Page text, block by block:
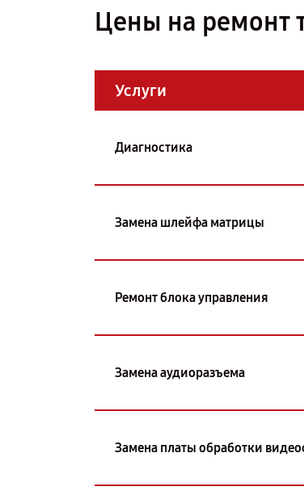
Цены на ремонт
Услуги
Диагностика
Замена шлейфа матрицы
Ремонт блока управления
Замена аудиоразъема
Замена платы обработки